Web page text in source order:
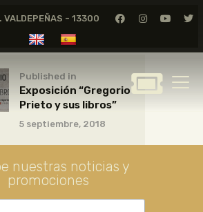
VALDEPEÑAS - 13300
MUSEO
GREGORIO
PRIETO
DE DIBUJO
Published in
Exposición “Gregorio
Prieto y sus libros”
5 septiembre, 2018
nuestras noticias y
promociones